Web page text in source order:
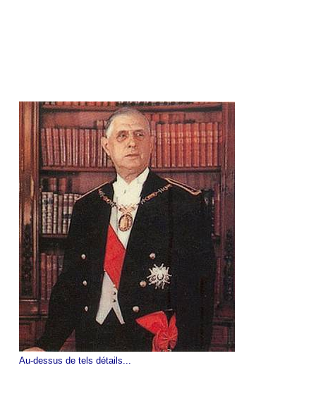
Au-dessus de tels détails...